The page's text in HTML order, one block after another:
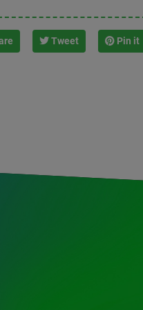
Tweet Pin it